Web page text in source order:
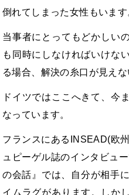
倒れてしまった女性もいます
当事者にとってもどかしい
も同時にしなければいけな
る場合、解決の糸口が見えな
ドイツではここへきて、今
なっています。
フランスにあるINSEAD(欧
ュピーゲル誌のインタビュ
の会話』では、自分が相手
イムラグがあります。しか